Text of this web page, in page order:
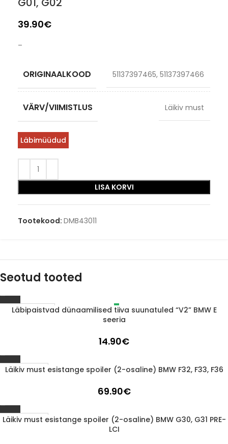
39.90€
–
ORIGINAALKOOD 51137397465, 51137397466
VÄRV/VIIMISTLUS Läikiv must
Läbimüüdud
LISA KORVI
Tootekood: DMB43011
Seotud tooted
LÄBIMÜÜDUD
Läbipaistvad dünaamilised tiiva suunatuled “V2” BMW E
seeria
14.90€
1-3 D.D.
Läikiv must esistange spoiler (2-osaline) BMW F32, F33, F36
69.90€
1-3 D.D.
Läikiv must esistange spoiler (2-osaline) BMW G30, G31 PRE-
LCI